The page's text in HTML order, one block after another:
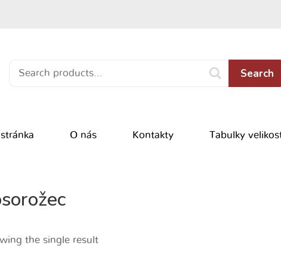
Search
O nás Kontakty Tabulky
the single result